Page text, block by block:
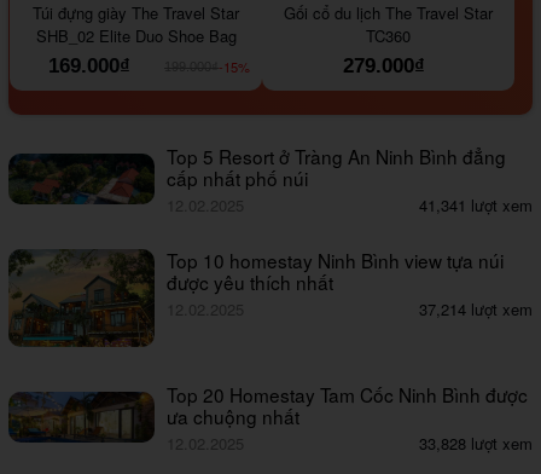
Túi đựng giày The Travel Star
SHB_02 Elite Duo Shoe Bag
169.000₫
-15%
Gối cổ du lịch The Travel Star
TC360
279.000₫
Top 5 Resort ở Tràng An Ninh Bình đẳng
cấp nhất phố núi
12.02.2025 41,341 lượt xem
Top 10 homestay Ninh Bình view tựa núi
được yêu thích nhất
12.02.2025 37,214 lượt xem
Top 20 Homestay Tam Cốc Ninh Bình được
ưa chuộng nhất
12.02.2025 33,828 lượt xem